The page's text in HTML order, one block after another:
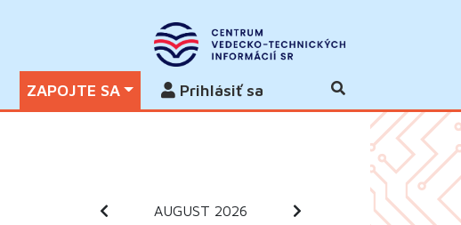
ZAPOJTE SA Prihlásiť sa
AUGUST 2026